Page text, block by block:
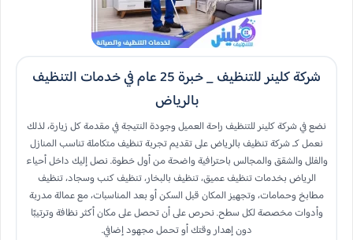
شركة كلينر للتنظيف _ خبرة 25 عام في خدمات التنظيف
بالرياض
نضع في شركة كلينر للتنظيف راحة العميل وجودة النتيجة في مقدمة كل زيارة، لذلك
نعمل كـ شركة تنظيف بالرياض على تقديم تجربة تنظيف متكاملة تناسب المنازل
والفلل والشقق والمجالس باحترافية واضحة من أول خطوة. نصل إليك داخل أحياء
الرياض بخدمات تنظيف عميق، تنظيف بالبخار، تنظيف كنب وسجاد، تنظيف
مطابخ وحمامات، وتجهيز المكان قبل السكن أو بعد المناسبات، مع عمالة مدربة
وأدوات مخصصة لكل سطح. نحرص على أن تحصل على مكان أكثر نظافة وترتيبًا
دون إهدار وقتك أو تحمل مجهود إضافي.